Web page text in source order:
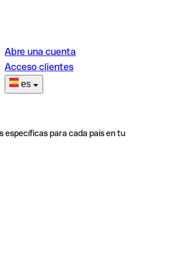
Abre una cuenta
Acceso clientes
es
específicas para cada país en tu